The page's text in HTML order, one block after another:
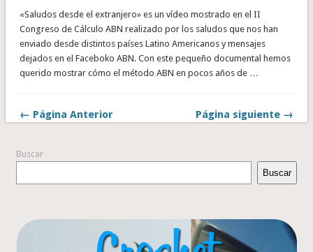
«Saludos desde el extranjero» es un vídeo mostrado en el II
Congreso de Cálculo ABN realizado por los saludos que nos han
enviado desde distintos países Latino Americanos y mensajes
dejados en el Faceboko ABN. Con este pequeño documental hemos
querido mostrar cómo el método ABN en pocos años de …
← Página Anterior Página siguiente →
Buscar
Buscar